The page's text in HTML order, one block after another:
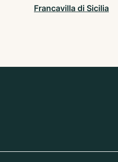
Francavilla di Sicilia